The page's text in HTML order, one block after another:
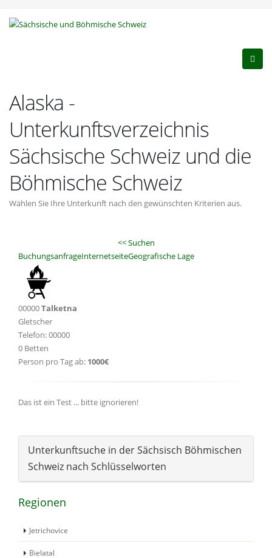
Alaska -
Unterkunftsverzeichnis
Sächsische Schweiz und die
Böhmische Schweiz
Wählen Sie Ihre Unterkunft nach den gewünschten Kriterien aus.
<< Suchen
BuchungsanfrageInternetseiteGeografische Lage
00000Talketna
Gletscher
Telefon: 00000
0 Betten
Person pro Tag ab: 1000€
Das ist ein Test ... bitte ignorieren!
Unterkunftsuche in der Sächsisch Böhmischen
Schweiz nach Schlüsselworten
Regionen
Jetrichovice
Bielatal